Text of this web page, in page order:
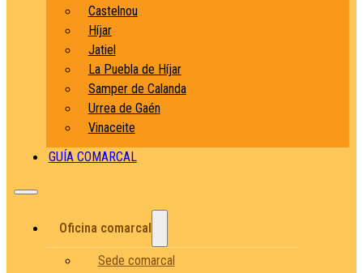
Castelnou
Híjar
Jatiel
La Puebla de Híjar
Samper de Calanda
Urrea de Gaén
Vinaceite
GUÍA COMARCAL
Oficina comarcal
Sede comarcal